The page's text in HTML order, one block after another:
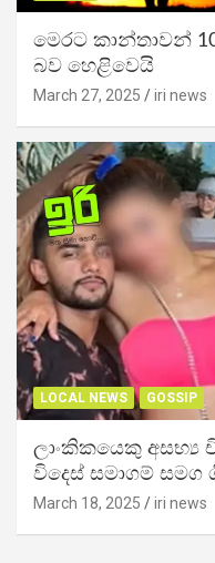
මෙරට කාන්තාවන්
බව හෙළිවෙයි
March 27, 2025 iri news
LOCAL NEWS GOSSIP
ලාංකිකයෙකු අසභ්‍ය
විදෙස් සමාගම් සමග
March 18, 2025 iri news